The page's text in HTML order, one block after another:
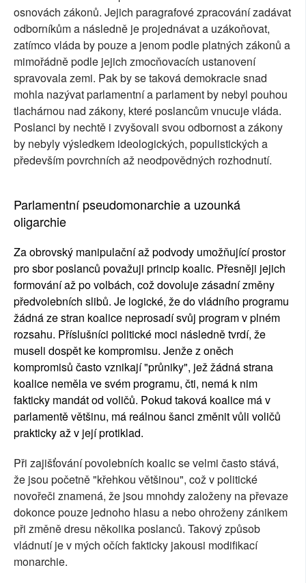
osnovách zákonů. Jejich paragrafové zpracování zadávat
odborníkům a následně je projednávat a uzákoňovat,
zatímco vláda by pouze a jenom podle platných zákonů a
mimořádně podle jejich zmocňovacích ustanovení
spravovala zemi. Pak by se taková demokracie snad
mohla nazývat parlamentní a parlament by nebyl pouhou
tlachárnou nad zákony, které poslancům vnucuje vláda.
Poslanci by nechtě i zvyšovali svou odbornost a zákony
by nebyly výsledkem ideologických, populistických a
především povrchních až neodpovědných rozhodnutí.
Parlamentní pseudomonarchie a uzounká
oligarchie
Za obrovský manipulační až podvody umožňující prostor
pro sbor poslanců považuji princip koalic. Přesněji jejich
formování až po volbách, což dovoluje zásadní změny
předvolebních slibů. Je logické, že do vládního programu
žádná ze stran koalice neprosadí svůj program v plném
rozsahu. Příslušníci politické moci následně tvrdí, že
museli dospět ke kompromisu. Jenže z oněch
kompromisů často vznikají "průniky", jež žádná strana
koalice neměla ve svém programu, čti, nemá k nim
fakticky mandát od voličů. Pokud taková koalice má v
parlamentě většinu, má reálnou šanci změnit vůli voličů
prakticky až v její protiklad.
Při zajišťování povolebních koalic se velmi často stává,
že jsou početně "křehkou většinou", což v politické
novořeči znamená, že jsou mnohdy založeny na převaze
dokonce pouze jednoho hlasu a nebo ohroženy zánikem
při změně dresu několika poslanců. Takový způsob
vládnutí je v mých očích fakticky jakousi modifikací
monarchie.